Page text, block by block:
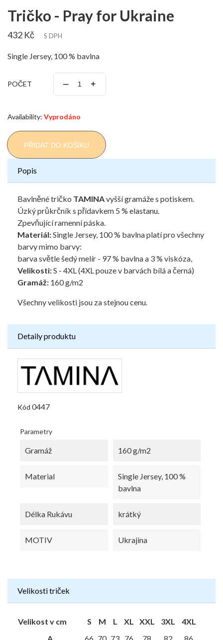
Tričko - Pray for Ukraine
432 Kč S DPH
Single Jersey, 100 % bavlna
POČET – +
Availability: Vyprodáno
PŘIDAT DO KOŠÍKU
Popis
Bavlněné tričko TAMINAvyšší gramáže s potiskem.
Úzký průkrčník s přídavkem 5 % elastanu.
Zpevňující ramenní páska.
Materiál:Single Jersey, 100 % bavlna platí pro všechny
barvy mimo barvy:
barva světle šedý melír - 97 % bavlna a 3 % viskóza,
Velikosti:S - 4XL (4XL pouze v barvách bílá a černá)
Gramáž: 160 g/m2
Všechny velikosti jsou za stejnou cenu.
Detaily produktu
Kód 0447
Parametry
Gramáž 160 g/m2
Material
Single Jersey, 100 %
bavlna
Délka Rukávu krátký
MOTIV Ukrajina
Velikosti triček
Velikost v cm S M L XL XXL 3XL
4XL